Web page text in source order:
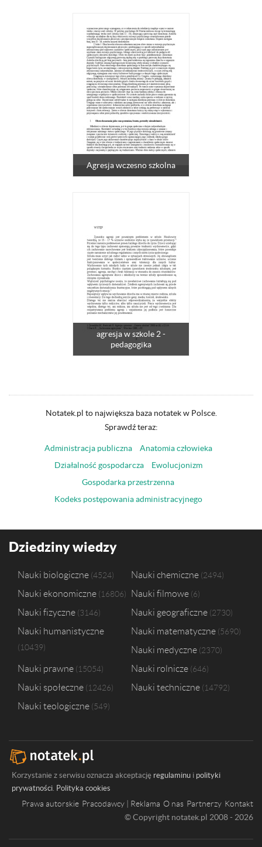
Agresja wczesno szkolna
agresja w szkole 2 -
pedagogika
Notatek.pl to największa baza notatek w Polsce.
Sprawdź teraz:
Administracja publiczna
Anatomia człowieka
Działalność gospodarcza
Ewolucjonizm
Gospodarka przestrzenna
Kodeks postępowania administracyjnego
Dziedziny wiedzy
Nauki biologiczne 4524 Nauki chemiczne 2494
Nauki ekonomiczne 16806 Nauki filmowe 6
Nauki fizyczne 3146 Nauki geograficzne 2730
Nauki humanistyczne
10439
Nauki matematyczne 5690
Nauki medyczne 2370
Nauki prawne 15054 Nauki rolnicze 646
Nauki społeczne 12426 Nauki techniczne 14792
Nauki teologiczne 549
Korzystanie z serwisu oznacza akceptację regulaminu i polityki
prywatności. Polityka cookies
Prawa autorskie Pracodawcy | Reklama O nas Partnerzy Kontakt
© Copyright notatek.pl 2008 - 2026